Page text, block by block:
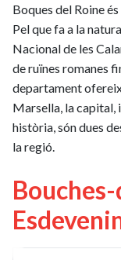
Boques del Roine
Pel que fa a la
Nacional de les
de ruïnes romanes
departament
Marsella, la capital,
història, són dues
la regió.